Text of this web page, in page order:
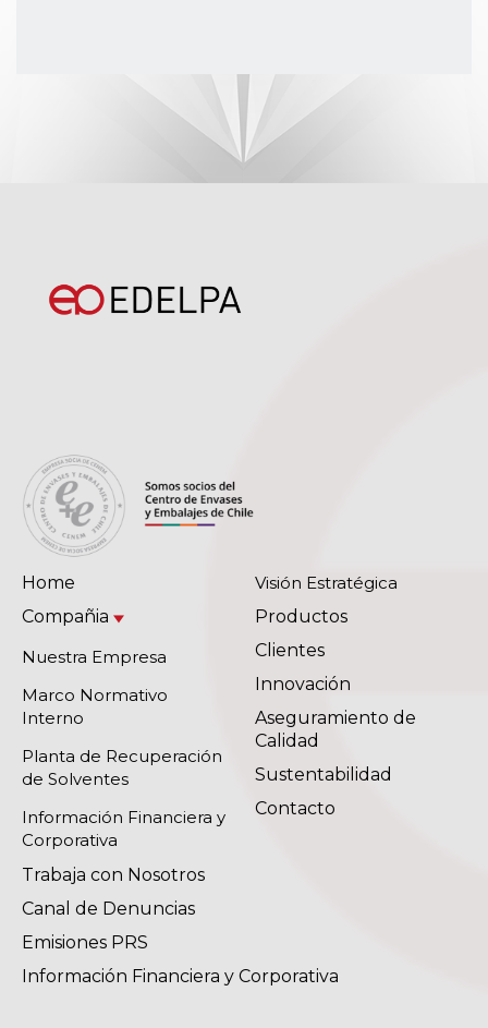
Home
Compañia
Nuestra Empresa
Marco Normativo
Interno
Planta de Recuperación
de Solventes
Información Financiera y
Corporativa
Visión Estratégica
Productos
Clientes
Innovación
Aseguramiento de
Calidad
Sustentabilidad
Contacto
Trabaja con Nosotros
Canal de Denuncias
Emisiones PRS
Información Financiera y Corporativa